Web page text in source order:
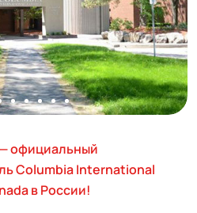
официальный
Columbia International
в России!